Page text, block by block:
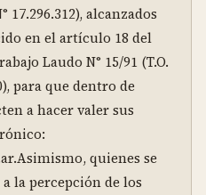
17.296.312), alcanzados
en el artículo 18 del
Laudo N° 15/91 (T.O.
para que dentro de
a hacer valer sus
quienes se
la percepción de los